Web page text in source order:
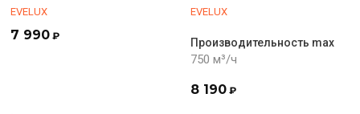
EVELUX
7 990 ₽
EVELUX
Производительность max
750 м³/ч
8 190 ₽